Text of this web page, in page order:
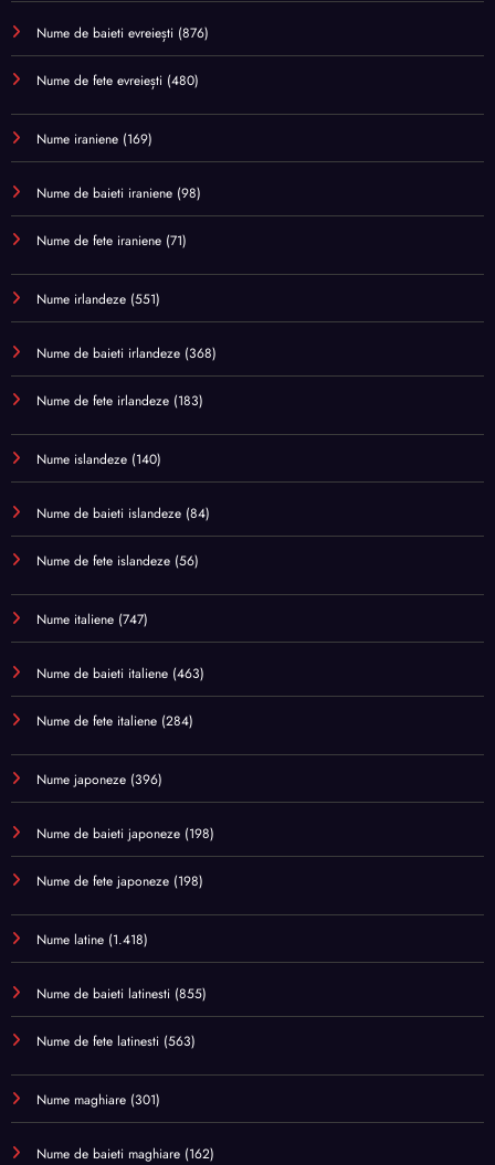
Nume de baieti evreiești (876)
Nume de fete evreiești (480)
Nume iraniene (169)
Nume de baieti iraniene (98)
Nume de fete iraniene (71)
Nume irlandeze (551)
Nume de baieti irlandeze (368)
Nume de fete irlandeze (183)
Nume islandeze (140)
Nume de baieti islandeze (84)
Nume de fete islandeze (56)
Nume italiene (747)
Nume de baieti italiene (463)
Nume de fete italiene (284)
Nume japoneze (396)
Nume de baieti japoneze (198)
Nume de fete japoneze (198)
Nume latine (1.418)
Nume de baieti latinesti (855)
Nume de fete latinesti (563)
Nume maghiare (301)
Nume de baieti maghiare (162)